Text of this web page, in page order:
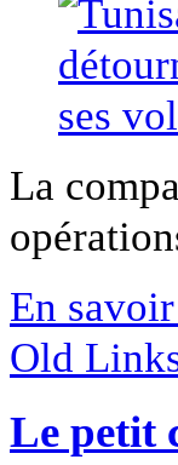
La
En
Old
Le petit